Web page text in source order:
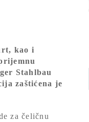
kao i
Stahlbau
zaštićena je
za čeličnu